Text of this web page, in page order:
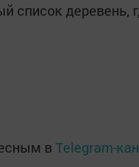
список деревень,
в Telegram-